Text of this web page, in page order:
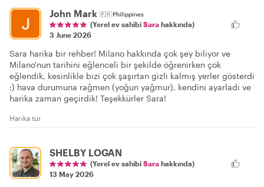
John Mark 🇵🇭Philippines
(Yerel ev sahibi Sara hakkında)
3 June 2026
Sara harika bir rehber! Milano hakkında çok şey biliyor ve
Milano'nun tarihini eğlenceli bir şekilde öğrenirken çok
eğlendik, kesinlikle bizi çok şaşırtan gizli kalmış yerler gösterdi
:) hava durumuna rağmen (yoğun yağmur), kendini ayarladı ve
harika zaman geçirdik! Teşekkürler Sara!
Harika tur
SHELBY LOGAN
(Yerel ev sahibi Sara hakkında)
13 May 2026